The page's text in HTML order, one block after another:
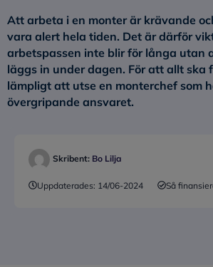
Att arbeta i en monter är krävande
vara alert hela tiden. Det är därför
arbetspassen inte blir för långa utan
läggs in under dagen. För att allt ska
lämpligt att utse en monterchef som
övergripande ansvaret.
Skribent: Bo Lilja
Uppdaterades: 14/06-2024 Så